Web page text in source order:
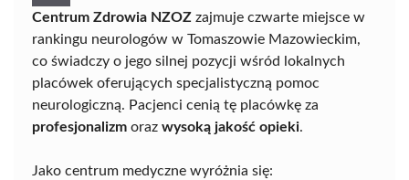
Centrum Zdrowia NZOZ zajmuje czwarte miejsce w
rankingu neurologów w Tomaszowie Mazowieckim,
co świadczy o jego silnej pozycji wśród lokalnych
placówek oferujących specjalistyczną pomoc
neurologiczną. Pacjenci cenią tę placówkę za
profesjonalizm oraz wysoką jakość opieki.
Jako centrum medyczne wyróżnia się: